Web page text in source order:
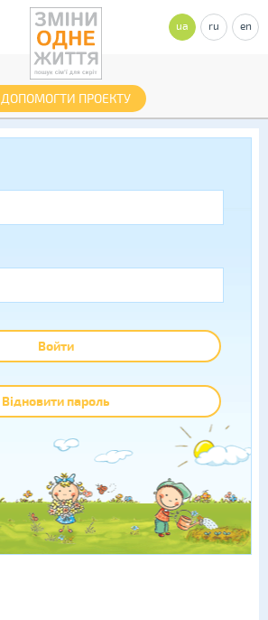
ДОПОМОГТИ ПРОЕКТУ
ua ru en
Войти
Відновити пароль